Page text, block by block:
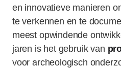
en innovatieve manieren
te verkennen en te
meest opwindende
jaren is het gebruik van
voor archeologisch